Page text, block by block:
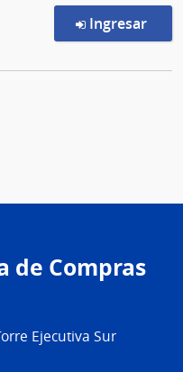
Ingresar
de Compras
Ejecutiva Sur